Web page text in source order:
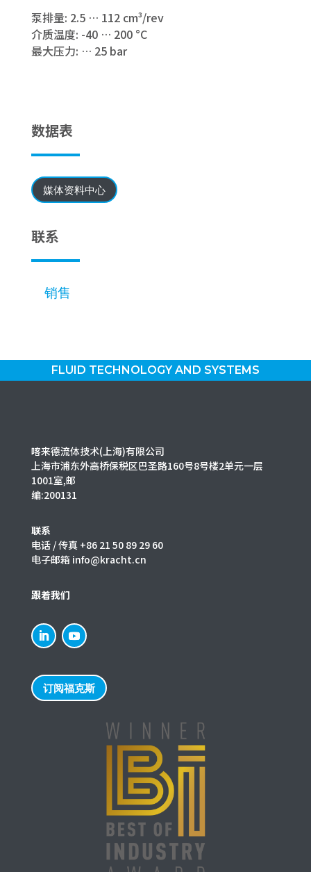
泵排量: 2.5 … 112 cm³/rev
介质温度: -40 … 200 °C
最大压力: … 25 bar
数据表
媒体资料中心
联系
销售
FLUID TECHNOLOGY AND SYSTEMS
喀来德流体技术(上海)有限公司
上海市浦东外高桥保税区巴圣路160号8号楼2单元一层
1001室,邮
编:200131
联系
电话 / 传真 +86 21 50 89 29 60
电子邮箱 info@kracht.cn
跟着我们
订阅福克斯